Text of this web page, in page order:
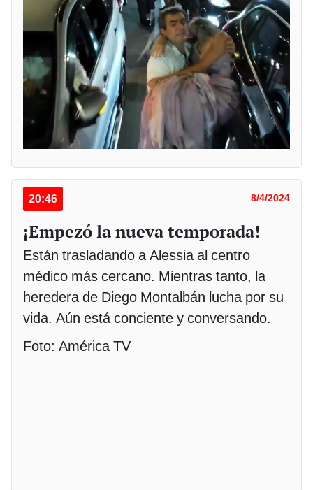
20:46 8/4/2024
¡Empezó la nueva temporada!
Están trasladando a Alessia al centro
médico más cercano. Mientras tanto, la
heredera de Diego Montalbán lucha por su
vida. Aún está conciente y conversando.
Foto: América TV